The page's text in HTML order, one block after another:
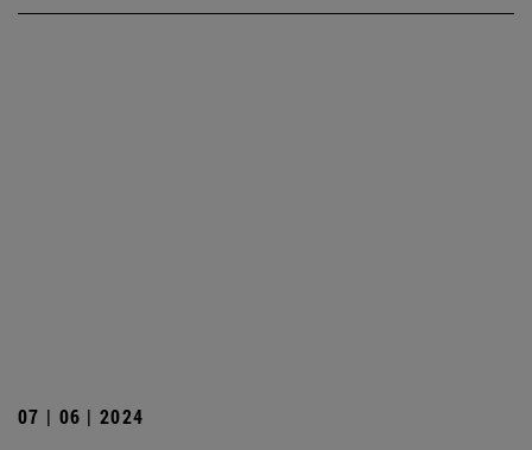
07 | 06 | 2024